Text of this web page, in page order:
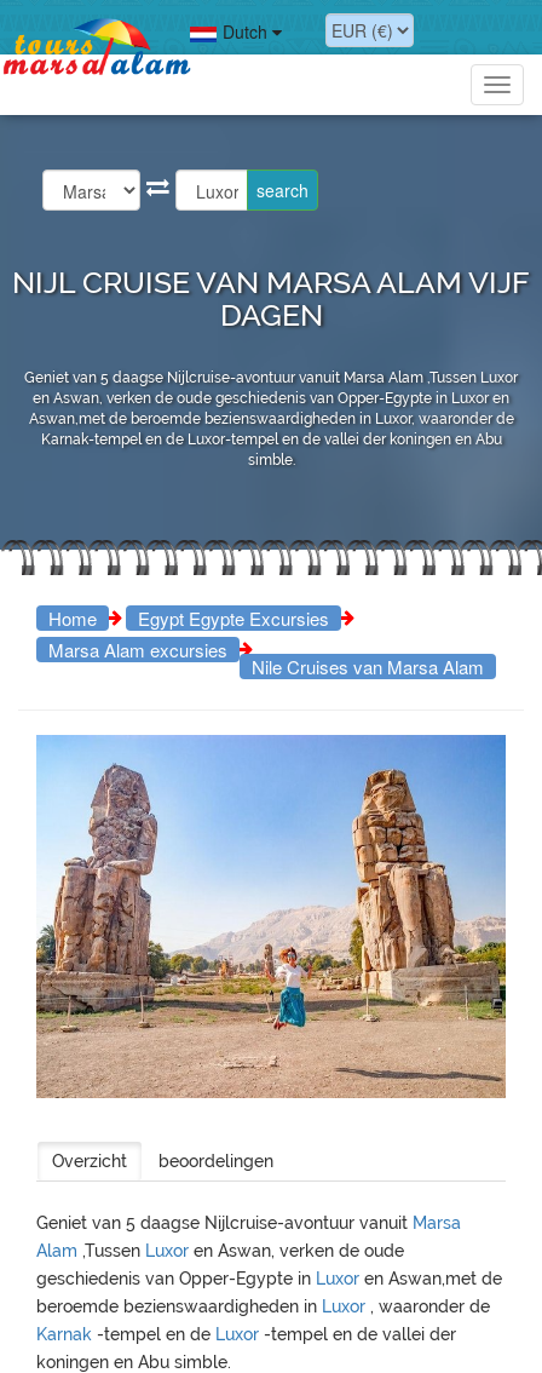
Dutch
NIJL CRUISE VAN MARSA ALAM VIJF
DAGEN
Geniet van 5 daagse Nijlcruise-avontuur vanuit Marsa Alam ,Tussen Luxor
en Aswan, verken de oude geschiedenis van Opper-Egypte in Luxor en
Aswan,met de beroemde bezienswaardigheden in Luxor, waaronder de
Karnak-tempel en de Luxor-tempel en de vallei der koningen en Abu
simble.
Home
Egypt Egypte Excursies
Marsa Alam excursies
Nile Cruises van Marsa Alam
Overzicht beoordelingen
Geniet van 5 daagse Nijlcruise-avontuur vanuit Marsa
Alam ,Tussen Luxor en Aswan, verken de oude
geschiedenis van Opper-Egypte in Luxor en Aswan,met de
beroemde bezienswaardigheden in Luxor , waaronder de
Karnak -tempel en de Luxor -tempel en de vallei der
koningen en Abu simble.